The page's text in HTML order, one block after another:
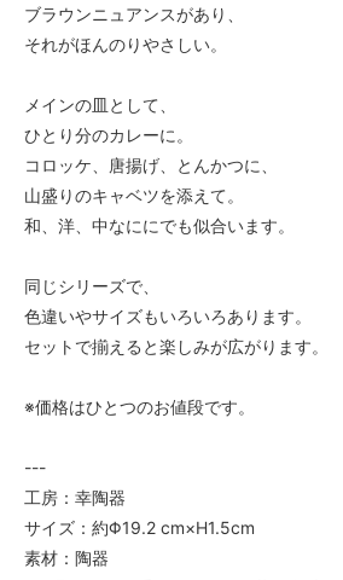
ブラウンニュアンスがあり、
それがほんのりやさしい。
メインの皿として、
ひとり分のカレーに。
コロッケ、唐揚げ、とんかつに、
山盛りのキャベツを添えて。
和、洋、中なににでも似合います。
同じシリーズで、
色違いやサイズもいろいろあります。
セットで揃えると楽しみが広がります。
※価格はひとつのお値段です。
---
工房：幸陶器
サイズ：約Φ19.2 cm×H1.5cm
素材：陶器